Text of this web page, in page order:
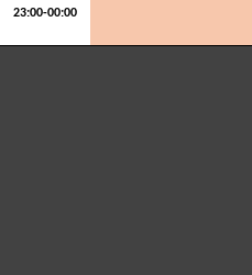
23:00-00:00